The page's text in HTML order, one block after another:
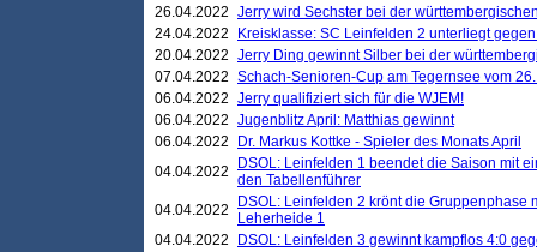
26.04.2022 Jerry wird Sechster bei der
24.04.2022
Kreisklasse: SC Leinfelden 2 unterliegt
20.04.2022 Jerry Ding gewinnt Silber bei der
07.04.2022 Schach-Senioren-Cup am Tegernsee vom
06.04.2022 Jerry qualifiziert sich für die WJEM!
06.04.2022 Jugenblitz April: Matthias gewinnt
06.04.2022
Dr. Markus Kottke - Spieler des Monats April
04.04.2022
DSOL: Leinfelden 1 beendet die Saison mit
den Tabellenführer
04.04.2022
DSOL: Leinfelden 2 krönt die Gruppenphase
Leherheide 1
04.04.2022
DSOL: Leinfelden 3 gewinnt kampflos 4:0